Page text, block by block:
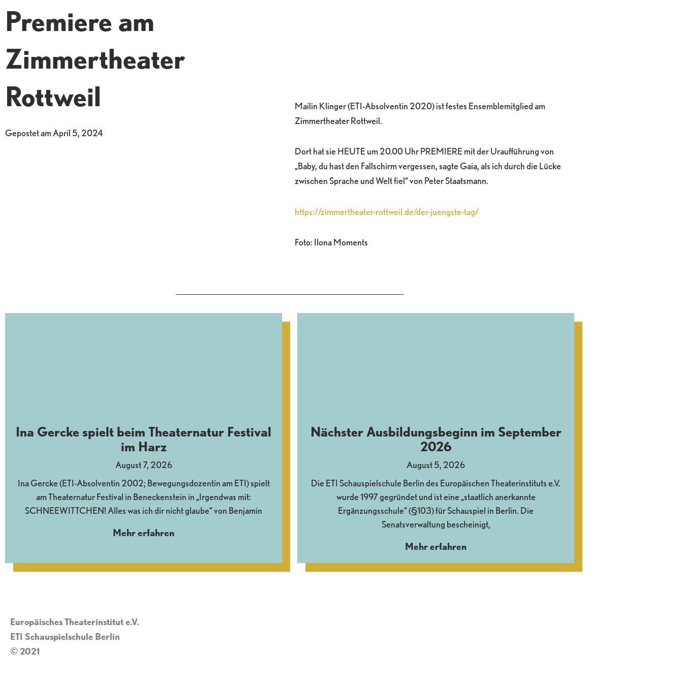
Premiere am
Zimmertheater
Rottweil
Gepostet amApril 5, 2024
Mailin Klinger (ETI-Absolventin 2020) ist festes Ensemblemitglied am
Zimmertheater Rottweil.
Dort hat sie HEUTE um 20.00 Uhr PREMIERE mit der Uraufführung von
„Baby, du hast den Fallschirm vergessen, sagte Gaia, als ich durch die Lücke
zwischen Sprache und Welt fiel“ von Peter Staatsmann.
https://zimmertheater-rottweil.de/der-juengste-tag/
Foto: Ilona Moments
Ina Gercke spielt beim Theaternatur Festival
im Harz
August 7, 2026
Ina Gercke (ETI-Absolventin 2002; Bewegungsdozentin am ETI) spielt
am Theaternatur Festival in Beneckenstein in „Irgendwas mit:
SCHNEEWITTCHEN! Alles was ich dir nicht glaube“ von Benjamin
Mehr erfahren
Nächster Ausbildungsbeginn im September
2026
August 5, 2026
Die ETI Schauspielschule Berlin des Europäischen Theaterinstituts e.V.
wurde 1997 gegründet und ist eine „staatlich anerkannte
Ergänzungsschule“ (§103) für Schauspiel in Berlin. Die
Senatsverwaltung bescheinigt,
Mehr erfahren
Europäisches Theaterinstitut e.V.
ETI Schauspielschule Berlin
© 2021